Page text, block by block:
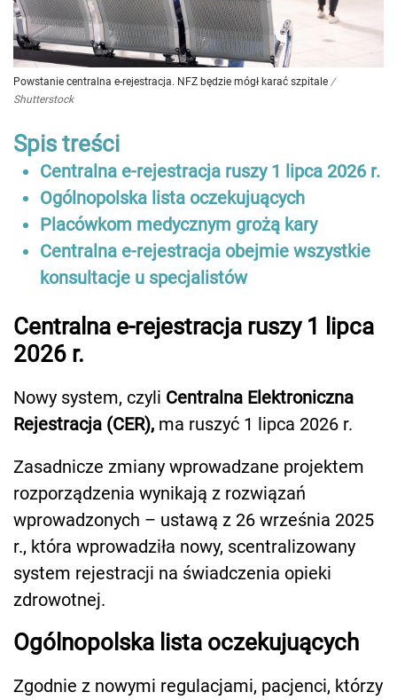
Powstanie centralna e-rejestracja. NFZ będzie mógł karać szpitale /
Shutterstock
Spis treści
Centralna e-rejestracja ruszy 1 lipca 2026 r.
Ogólnopolska lista oczekujuących
Placówkom medycznym grożą kary
Centralna e-rejestracja obejmie wszystkie
konsultacje u specjalistów
Centralna e-rejestracja ruszy 1 lipca
2026 r.
Nowy system, czyli Centralna Elektroniczna
Rejestracja (CER), ma ruszyć 1 lipca 2026 r.
Zasadnicze zmiany wprowadzane projektem
rozporządzenia wynikają z rozwiązań
wprowadzonych – ustawą z 26 września 2025
r., która wprowadziła nowy, scentralizowany
system rejestracji na świadczenia opieki
zdrowotnej.
Ogólnopolska lista oczekujuących
Zgodnie z nowymi regulacjami, pacjenci, którzy